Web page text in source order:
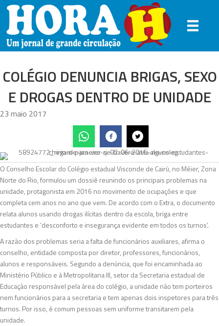
COLÉGIO DENUNCIA BRIGAS, SEXO
E DROGAS DENTRO DE UNIDADE
23 maio 2017
O Conselho Escolar do Colégio estadual Visconde de Cairú, no Méier, Zona
Norte do Rio, formulou um dossiê reunindo os principais problemas na
unidade, protagonista em 2016 no movimento de ocupações e que
completa cem anos no ano que vem. De acordo com o Extra, o documento
relata alunos usando drogas ilícitas dentro da escola, briga entre
estudantes e ‘desconforto e insegurança evidente em todos os turnos’.
A razão dos problemas seria a falta de funcionários auxiliares, afirma o
conselho, entidade composta por diretor, professores, funcionários,
alunos e responsáveis. Segundo a denúncia, que foi encaminhada ao
Ministério Público e à Metropolitana III, setor da Secretaria estadual de
Educação responsável pela área do colégio, a unidade não tem porteiros
nem funcionários para a secretaria e tem apenas dois inspetores para três
turnos. Por isso, é comum pessoas sem uniforme transitarem pela
unidade.